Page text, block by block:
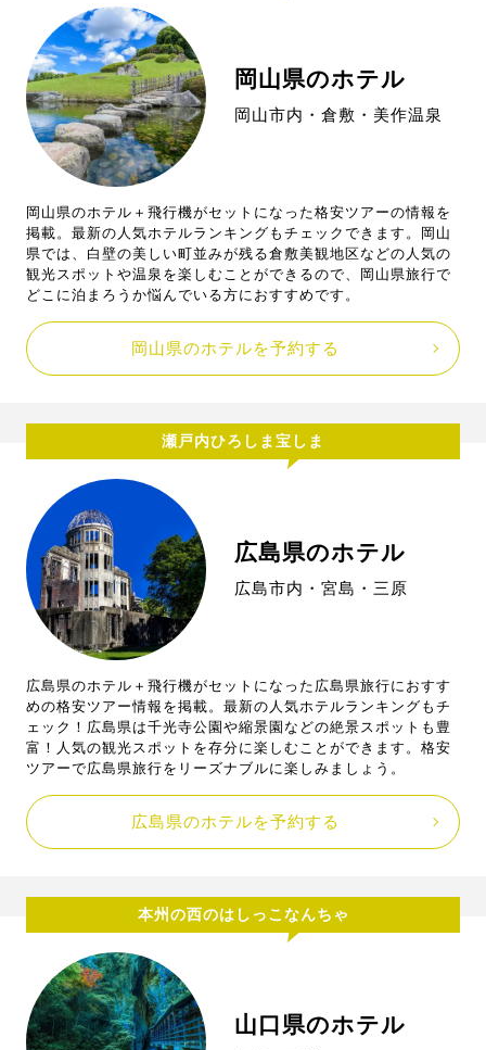
岡山県のホテル
岡山市内・倉敷・美作温泉
岡山県のホテル＋飛行機がセットになった格安ツアーの情報を
掲載。最新の人気ホテルランキングもチェックできます。岡山
県では、白壁の美しい町並みが残る倉敷美観地区などの人気の
観光スポットや温泉を楽しむことができるので、岡山県旅行で
どこに泊まろうか悩んでいる方におすすめです。
岡山県のホテルを予約する
瀬戸内ひろしま宝しま
広島県のホテル
広島市内・宮島・三原
広島県のホテル＋飛行機がセットになった広島県旅行におすす
めの格安ツアー情報を掲載。最新の人気ホテルランキングもチ
ェック！広島県は千光寺公園や縮景園などの絶景スポットも豊
富！人気の観光スポットを存分に楽しむことができます。格安
ツアーで広島県旅行をリーズナブルに楽しみましょう。
広島県のホテルを予約する
本州の西のはしっこなんちゃ
山口県のホテル